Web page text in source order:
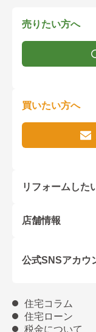
売りたい方へ
買いたい方へ
リフォームした
店舗情報
公式SNSアカウ
住宅コラム
住宅ローン
税金について